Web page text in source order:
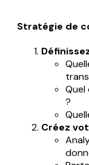
Stratégie de
?
Créez